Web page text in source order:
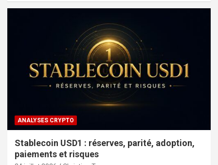
ANALYSES CRYPTO
Stablecoin USD1 : réserves, parité, adoption,
paiements et risques